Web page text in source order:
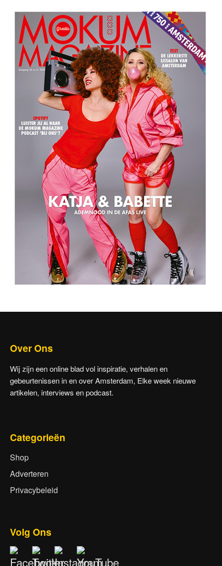
Over Ons
Wij zijn een online blad vol inspiratie, verhalen en
gebeurtenissen in en over Amsterdam, Elke week nieuwe
artikelen, interviews en podcast.
Categorieën
Shop
Adverteren
Privacybeleid
Volg Ons